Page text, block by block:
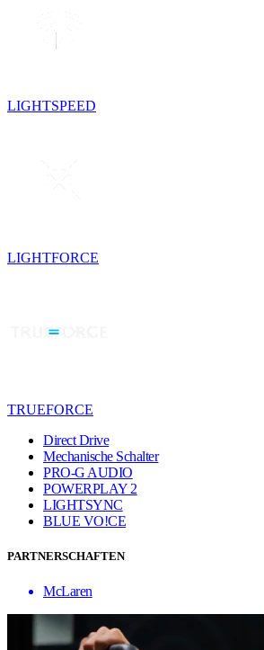
LIGHTSPEED
LIGHTFORCE
TRUEFORCE
Direct Drive
Mechanische Schalter
PRO-G AUDIO
POWERPLAY 2
LIGHTSYNC
BLUE VO!CE
PARTNERSCHAFTEN
McLaren